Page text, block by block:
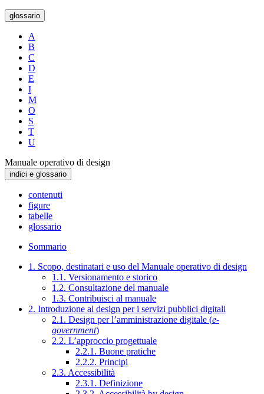
glossario
A
B
C
D
E
I
M
O
S
T
U
Manuale operativo di design
indici e glossario
contenuti
figure
tabelle
glossario
Sommario
1. Scopo, destinatari e uso del Manuale operativo di design
1.1. Versionamento e storico
1.2. Consultazione del manuale
1.3. Contribuisci al manuale
2. Introduzione al design per i servizi pubblici digitali
2.1. Design per l’amministrazione digitale (e-
government)
2.2. L’approccio progettuale
2.2.1. Buone pratiche
2.2.2. Principi
2.3. Accessibilità
2.3.1. Definizione